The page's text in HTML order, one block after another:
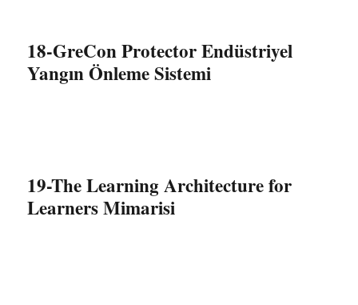
18-GreCon Protector Endüstriyel
Yangın Önleme Sistemi
19-The Learning Architecture for
Learners Mimarisi